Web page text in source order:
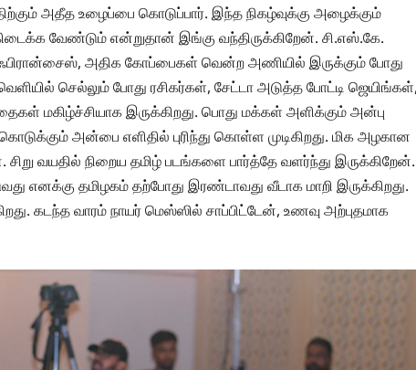
அதீத உழைப்பை கொடுப்பார். இந்த நிகழ்வுக்கு அழைக்கும்
வேண்டும் என்றுதான் இங்கு வந்திருக்கிறேன். சி.எஸ்.கே.
ஃபிரான்சைஸ், அதிக கோப்பைகள் வென்ற அணியில் இருக்கும் போது
செல்லும் போது ரசிகர்கள், சேட்டா அடுத்த போட்டி
மகிழ்ச்சியாக இருக்கிறது. பொது மக்கள் அளிக்கும் அன்பு
அன்பை எளிதில் புரிந்து கொள்ள முடிகிறது. மிக அழகான
வயதில் நிறைய தமிழ் படங்களை பார்த்தே வளர்ந்து இருக்கிறேன்.
எனக்கு தமிழகம் தற்போது இரண்டாவது வீடாக மாறி இருக்கிறது.
கடந்த வாரம் நாயர் மெஸ்ஸில் சாப்பிட்டேன், உணவு அற்புதமாக